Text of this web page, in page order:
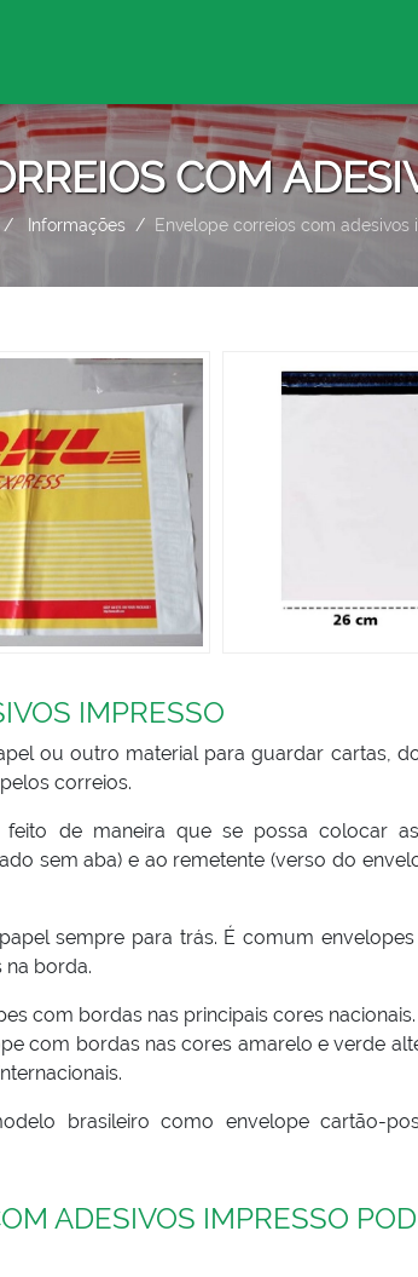
COM
Informações Envelope correios com adesivos
IMPRESSO
ou outro material para guardar cartas,
correios.
de maneira que se possa colocar
sem aba) e ao remetente (verso do
sempre para trás. É comum
na borda.
com bordas nas principais cores
com bordas nas cores amarelo e verde
brasileiro como envelope cartão-
ADESIVOS IMPRESSO